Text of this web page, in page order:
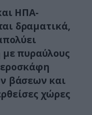
ΗΠΑ-
δραματικά,
με πυραύλους
βάσεων και
χώρες